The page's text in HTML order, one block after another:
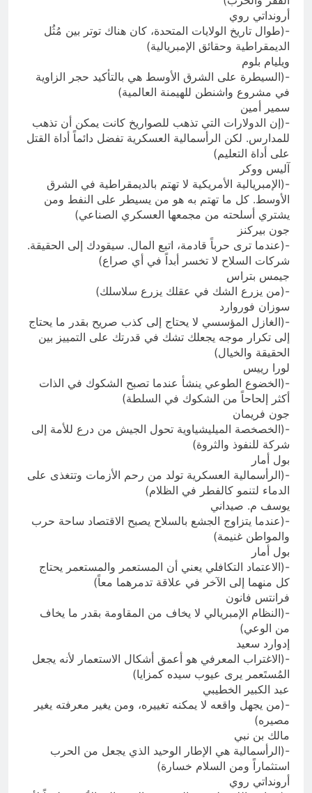
أرونداتي روي
-(طوال تاريخ الولايات المتحدة، كان هناك توتر بين مُثُل
الديمقراطية وحقائق الإمبريالية)
ويليام بلوم
-(السيطرة على الشرق الأوسط هي بالتأكيد حجر الزاوية
في مشروع واشنطن للهيمنة العالمية)
سمير أمين
-(إن الدولارات التي تذهب للصواريخ كانت يمكن أن تذهب
للمدارس. لكن الرأسمالية العسكرية تفضل دائماً أداة القتل
على أداة التعليم)
آليس ووكر
-(الإمبريالية الأمريكية لا تهتم بالديمقراطية في الشرق
الأوسط. كل ما تهتم به هو من يسيطر على النفط ومن
يشتري أسلحته من مجمعها العسكري الصناعي)
جون بيركنز
-(عندما ترى حرباً قادمة، اتبع المال. سيقودك إلى الحقيقة.
شركات السلاح لا تخسر أبداً في أي صراع)
جيمس بتراس
-(من يزرع الشك في عقلك يزرع سلاسلك)
سوزان فوروارد
-(الغازل المؤسسي لا يحتاج إلى كذب صريح بقدر ما يحتاج
إلى تكرار موجه يجعلك تشك في قدرتك على التمييز بين
الحقيقة والخيال)
لورا رييس
-(الخضوع الطوعي ينشأ عندما تصبح الشكوك في الذات
أكثر إلحاحاً من الشكوك في السلطة)
جون فريمان
-(الخصخصة الميليشياوية تحول الجيش من درع للأمة إلى
شركة للنفوذ والثروة)
بول أمار
-(الرأسمالية العسكرية تولد من رحم الأزمات وتتغذى على
الدماء لتنمو كالفطر في الظلام)
يوسف م. صيداني
-(عندما يتزاوج الجشع بالسلاح يصبح الاقتصاد ساحة حرب
والمواطن غنيمة)
بول أمار
-(الاعتماد التكافلي يعني أن المستعمر والمستعمر يحتاج
كل منهما إلى الآخر في علاقة تدمرهما معاً)
فرانتس فانون
-(النظام الإمبريالي لا يخاف من المقاومة بقدر ما يخاف
من الوعي)
إدوارد سعيد
-(الاغتراب المعرفي هو أعمق أشكال الاستعمار لأنه يجعل
المُستَعمر يرى عيوب سيده كمزايا)
عبد الكبير الخطيبي
-(من يجهل واقعه لا يمكنه تغييره، ومن يغير معرفته يغير
مصيره)
مالك بن نبي
-(الرأسمالية هي الإطار الوحيد الذي يجعل من الحرب
استثماراً ومن السلام خسارة)
أرونداتي روي